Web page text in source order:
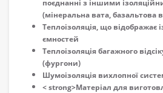
поєднанні з іншими
(мінеральна вата, базальтова
Теплоізоляція, що відображає
ємностей
Теплоізоляція багажного
(фургони)
Шумоізоляція вихлопної
< strong>Матеріал для